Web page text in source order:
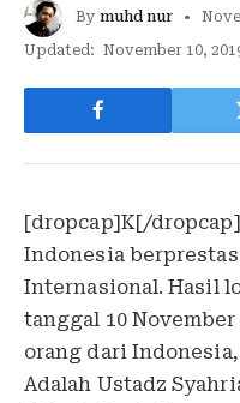
By muhd nur
Updated: November 10,
[dropcap]K[/
Indonesia
Internasional. Hasil
tanggal 10
orang dari
Adalah Ustadz